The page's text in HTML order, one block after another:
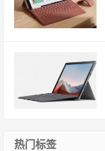
热门标签